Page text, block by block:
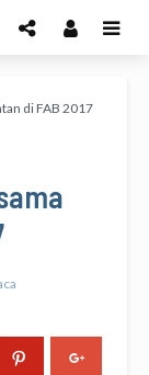
di FAB 2017